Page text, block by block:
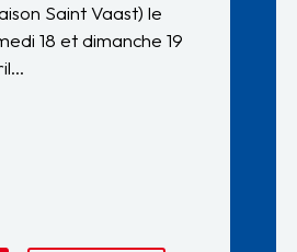
Saint Vaast) le
18 et dimanche 19